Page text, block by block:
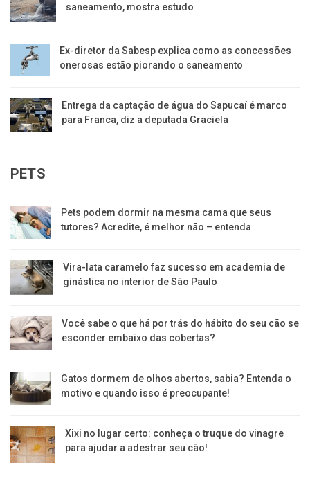
saneamento, mostra estudo
Ex-diretor da Sabesp explica como as concessões
onerosas estão piorando o saneamento
Entrega da captação de água do Sapucaí é marco
para Franca, diz a deputada Graciela
PETS
Pets podem dormir na mesma cama que seus
tutores? Acredite, é melhor não – entenda
Vira-lata caramelo faz sucesso em academia de
ginástica no interior de São Paulo
Você sabe o que há por trás do hábito do seu cão se
esconder embaixo das cobertas?
Gatos dormem de olhos abertos, sabia? Entenda o
motivo e quando isso é preocupante!
Xixi no lugar certo: conheça o truque do vinagre
para ajudar a adestrar seu cão!